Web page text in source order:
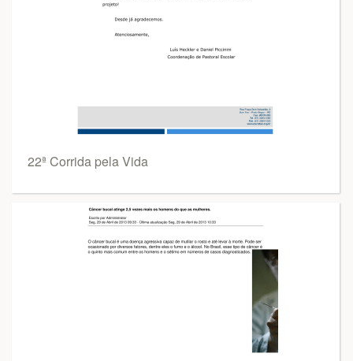
22ª Corrida pela Vida